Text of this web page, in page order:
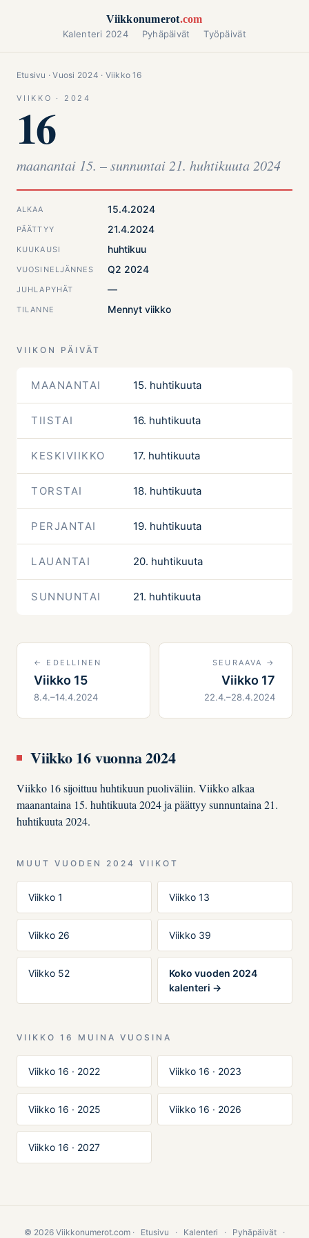
Viikkonumerot.com
Kalenteri 2024 Pyhäpäivät Työpäivät
Etusivu ·Vuosi 2024 · Viikko 16
VIIKKO · 2024
16
maanantai 15. – sunnuntai 21. huhtikuuta 2024
ALKAA 15.4.2024
PÄÄTTYY 21.4.2024
KUUKAUSI huhtikuu
VUOSINELJÄNNES Q2 2024
JUHLAPYHÄT —
TILANNE Mennyt viikko
VIIKON PÄIVÄT
MAANANTAI 15. huhtikuuta
TIISTAI 16. huhtikuuta
KESKIVIIKKO 17. huhtikuuta
TORSTAI 18. huhtikuuta
PERJANTAI 19. huhtikuuta
LAUANTAI 20. huhtikuuta
SUNNUNTAI 21. huhtikuuta
← EDELLINEN
Viikko 15
8.4.–14.4.2024
SEURAAVA →
Viikko 17
22.4.–28.4.2024
Viikko 16 vuonna 2024
Viikko 16 sijoittuu huhtikuun puoliväliin. Viikko alkaa
maanantaina 15. huhtikuuta 2024 ja päättyy sunnuntaina 21.
huhtikuuta 2024.
MUUT VUODEN 2024 VIIKOT
Viikko 1 Viikko 13
Viikko 26 Viikko 39
Viikko 52
Koko vuoden 2024
kalenteri →
VIIKKO 16 MUINA VUOSINA
Viikko 16 · 2022 Viikko 16 · 2023
Viikko 16 · 2025 Viikko 16 · 2026
Viikko 16 · 2027
© 2026 Viikkonumerot.com · Etusivu · Kalenteri · Pyhäpäivät ·